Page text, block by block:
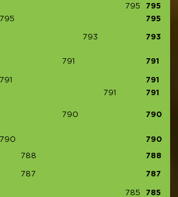
795
795
795 795
793 793
791 791
791
791
791 791
790 790
790 790
788 788
787 787
785
785